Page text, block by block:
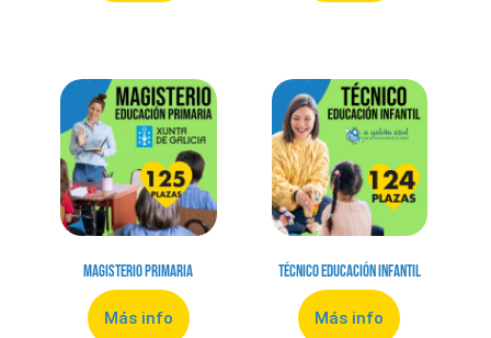
Magisterio Primaria
Más info
Técnico Educación Infantil
Más info